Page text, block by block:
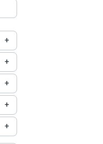
+
+
+
+
+